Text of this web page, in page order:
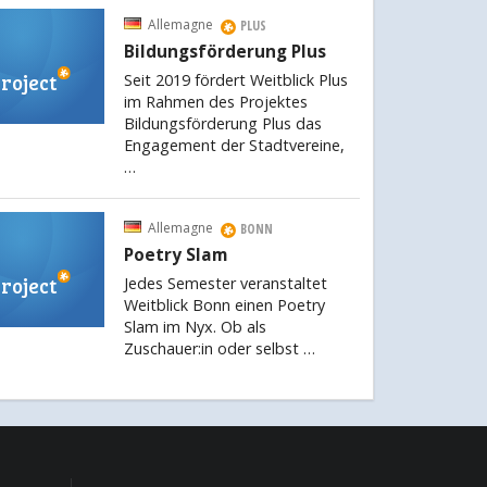
Allemagne PLUS
Bildungsförderung Plus
Seit 2019 fördert Weitblick Plus
im Rahmen des Projektes
Bildungsförderung Plus das
Engagement der Stadtvereine,
…
Allemagne BONN
Poetry Slam
Jedes Semester veranstaltet
Weitblick Bonn einen Poetry
Slam im Nyx. Ob als
Zuschauer:in oder selbst …